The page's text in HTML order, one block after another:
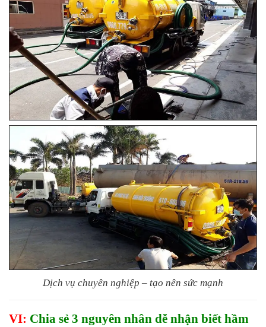
Dịch vụ chuyên nghiệp – tạo nên sức mạnh
VI: Chia sẻ 3 nguyên nhân dễ nhận biết hầm